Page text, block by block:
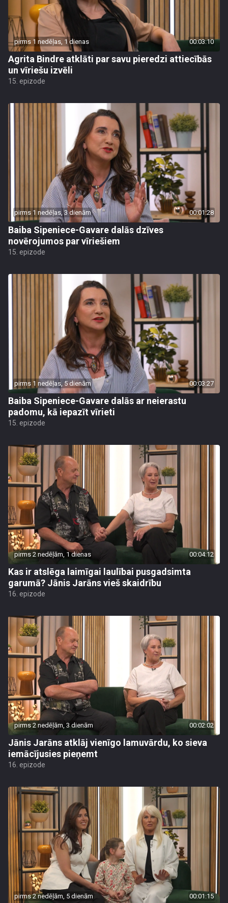
pirms 1 nedēļas, 1 dienas 00:03:10
Agrita Bindre atklāti par savu pieredzi attiecībās
un vīriešu izvēli
15. epizode
pirms 1 nedēļas, 3 dienām 00:01:28
Baiba Sipeniece-Gavare dalās dzīves
novērojumos par vīriešiem
15. epizode
pirms 1 nedēļas, 5 dienām 00:03:27
Baiba Sipeniece-Gavare dalās ar neierastu
padomu, kā iepazīt vīrieti
15. epizode
pirms 2 nedēļām, 1 dienas 00:04:12
Kas ir atslēga laimīgai laulībai pusgadsimta
garumā? Jānis Jarāns vieš skaidrību
16. epizode
pirms 2 nedēļām, 3 dienām 00:02:02
Jānis Jarāns atklāj vienīgo lamuvārdu, ko sieva
iemācījusies pieņemt
16. epizode
pirms 2 nedēļām, 5 dienām 00:01:15